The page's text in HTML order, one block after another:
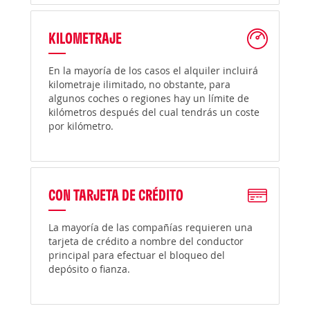
KILOMETRAJE
En la mayoría de los casos el alquiler incluirá
kilometraje ilimitado, no obstante, para
algunos coches o regiones hay un límite de
kilómetros después del cual tendrás un coste
por kilómetro.
CON TARJETA DE CRÉDITO
La mayoría de las compañías requieren una
tarjeta de crédito a nombre del conductor
principal para efectuar el bloqueo del
depósito o fianza.